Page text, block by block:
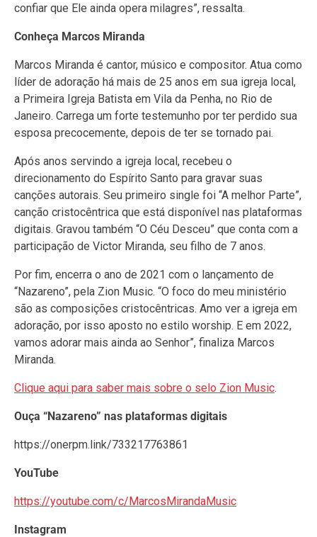
confiar que Ele ainda opera milagres”, ressalta.
Conheça Marcos Miranda
Marcos Miranda é cantor, músico e compositor. Atua como
líder de adoração há mais de 25 anos em sua igreja local,
a Primeira Igreja Batista em Vila da Penha, no Rio de
Janeiro. Carrega um forte testemunho por ter perdido sua
esposa precocemente, depois de ter se tornado pai.
Após anos servindo a igreja local, recebeu o
direcionamento do Espírito Santo para gravar suas
canções autorais. Seu primeiro single foi “A melhor Parte”,
canção cristocêntrica que está disponível nas plataformas
digitais. Gravou também “O Céu Desceu” que conta com a
participação de Victor Miranda, seu filho de 7 anos.
Por fim, encerra o ano de 2021 com o lançamento de
“Nazareno”, pela Zion Music. “O foco do meu ministério
são as composições cristocêntricas. Amo ver a igreja em
adoração, por isso aposto no estilo worship. E em 2022,
vamos adorar mais ainda ao Senhor”, finaliza Marcos
Miranda.
Clique aqui para saber mais sobre o selo Zion Music.
Ouça “Nazareno” nas plataformas digitais
https://onerpm.link/733217763861
YouTube
https://youtube.com/c/MarcosMirandaMusic
Instagram